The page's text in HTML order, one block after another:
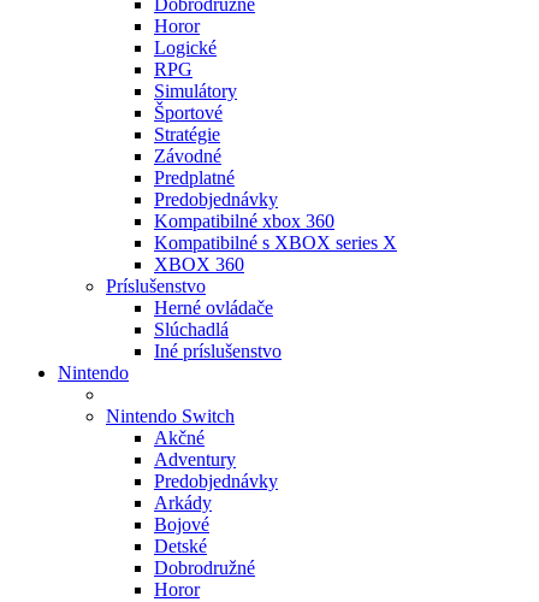
Dobrodružné
Horor
Logické
RPG
Simulátory
Športové
Stratégie
Závodné
Predplatné
Predobjednávky
Kompatibilné xbox 360
Kompatibilné s XBOX series X
XBOX 360
Príslušenstvo
Herné ovládače
Slúchadlá
Iné príslušenstvo
Nintendo
Nintendo Switch
Akčné
Adventury
Predobjednávky
Arkády
Bojové
Detské
Dobrodružné
Horor